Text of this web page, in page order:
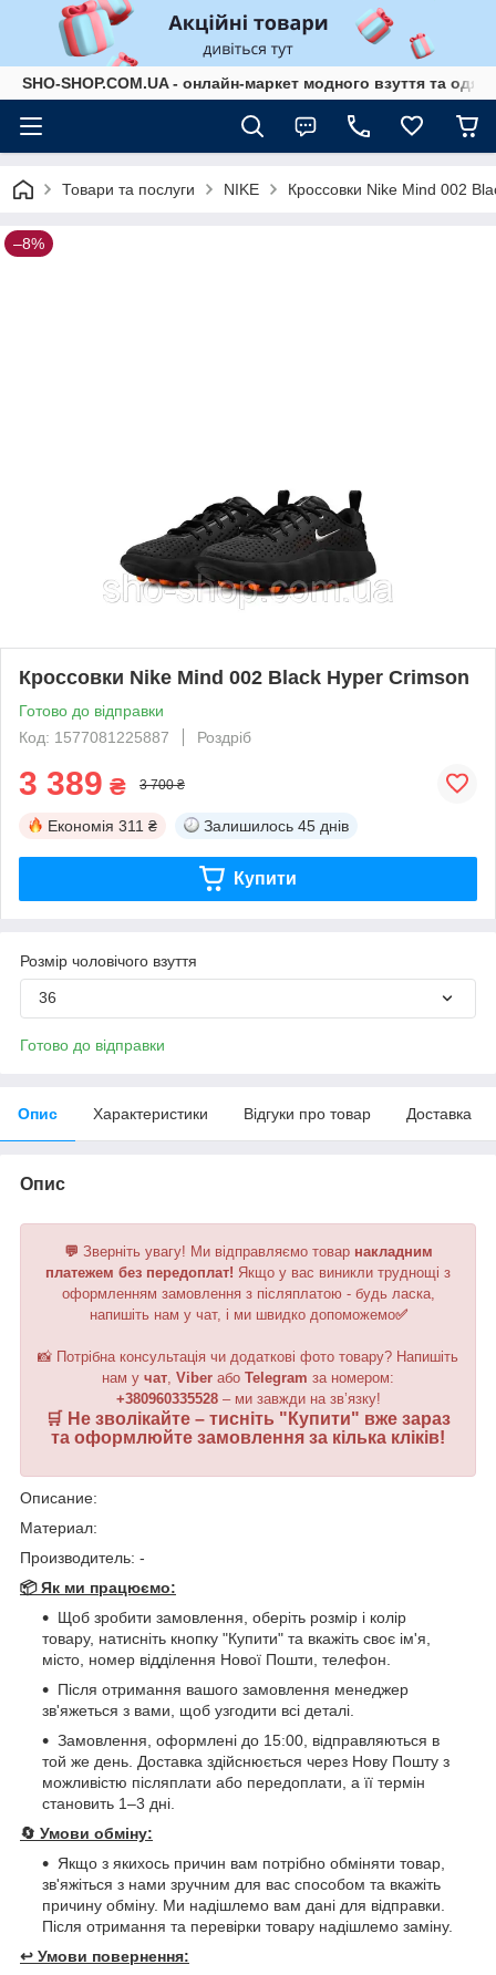
SHO-SHOP.COM.UA - онлайн-маркет модного взуття та
Товари та послуги NIKE Кроссовки Nike Mind 002
–8%
Кроссовки Nike Mind 002 Black Hyper Crimson
Готово до відправки
Код: 1577081225887
Роздріб
3 389 ₴ 3 700 ₴
Економія 311 ₴ Залишилось 45 днів
Купити
Розмір чоловічого взуття
36
Готово до відправки
Опис Характеристики Відгуки про товар Доставка
Опис
💬 Зверніть увагу! Ми відправляємо товар накладним
платежем без передоплат! Якщо у вас виникли труднощі з
оформленням замовлення з післяплатою - будь ласка,
напишіть нам у чат, і ми швидко допоможемо✅
📸 Потрібна консультація чи додаткові фото товару? Напишіть
нам у чат Viber або Telegram за номером:
+380960335528– ми завжди на зв’язку!
🛒 Не зволікайте – тисніть " Купити" вже зараз
та оформлюйте замовлення за кілька кліків!
Описание:
Материал:
Производитель: -
📦 Як ми працюємо:
Щоб зробити замовлення, оберіть розмір і колір
товару, натисніть кнопку "Купити" та вкажіть своє ім'я,
місто, номер відділення Нової Пошти, телефон.
Після отримання вашого замовлення менеджер
зв'яжеться з вами, щоб узгодити всі деталі.
Замовлення, оформлені до 15:00, відправляються в
той же день. Доставка здійснюється через Нову Пошту з
можливістю післяплати або передоплати, а її термін
становить 1–3 дні.
🔄 Умови обміну:
Якщо з якихось причин вам потрібно обміняти товар,
зв'яжіться з нами зручним для вас способом та вкажіть
причину обміну. Ми надішлемо вам дані для відправки.
Після отримання та перевірки товару надішлемо заміну.
↩️ Умови повернення: